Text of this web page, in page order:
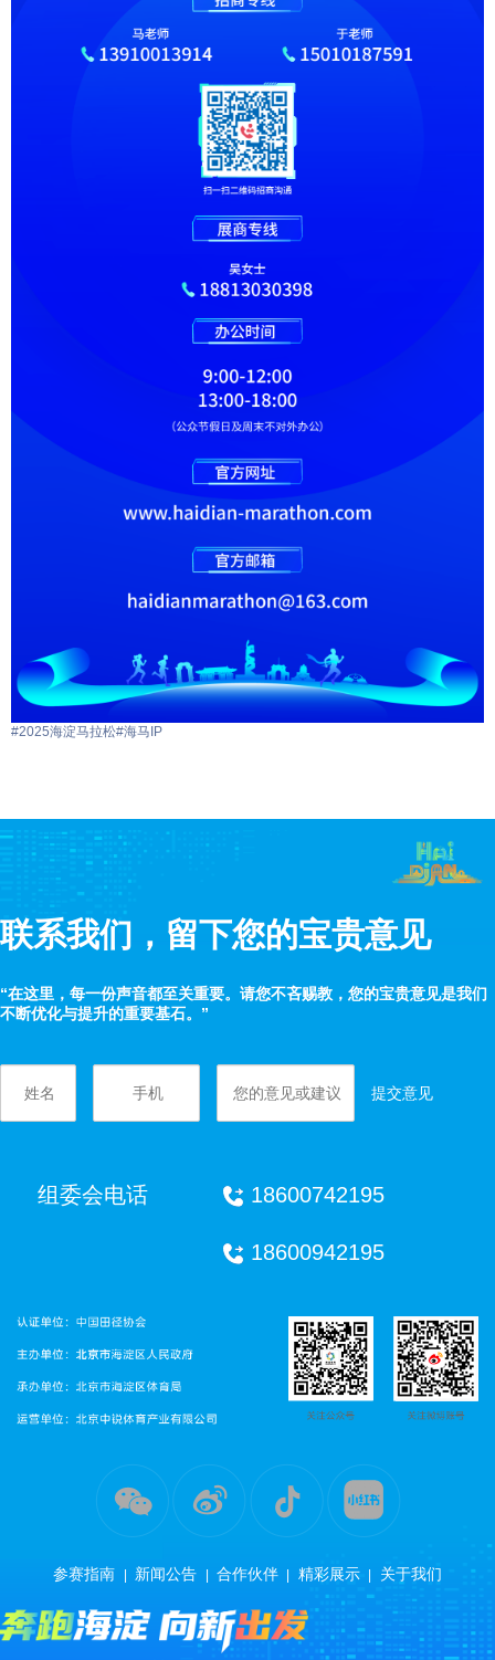
#2025海淀马拉松#海马IP
联系我们，留下您的宝贵意见
“在这里，每一份声音都至关重要。请您不吝赐教，您的宝贵意见是我们
不断优化与提升的重要基石。”
提交意见
组委会电话 18600742195
18600942195
参赛指南 新闻公告 合作伙伴 精彩展示 关于我们